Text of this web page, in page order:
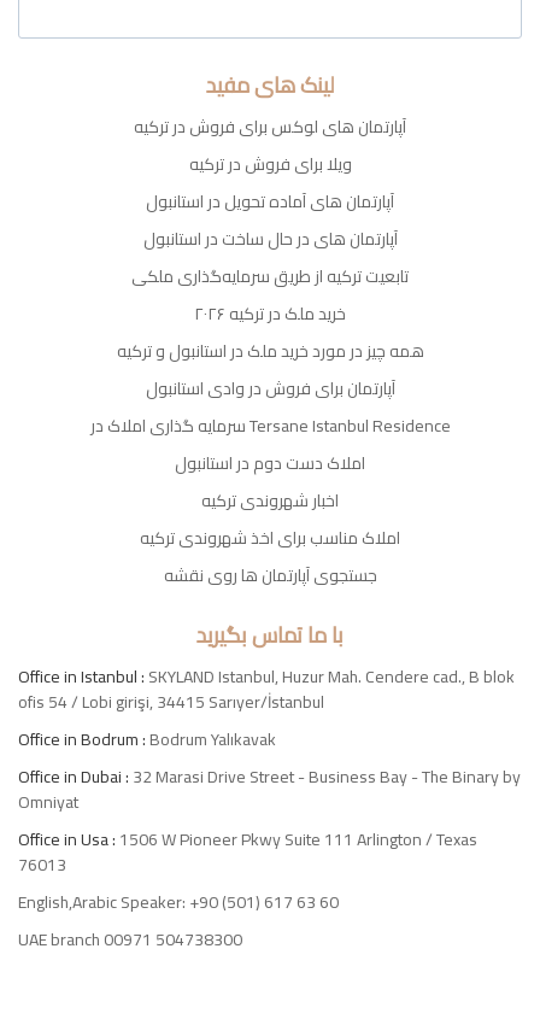
لینک های مفید
آپارتمان های لوکس برای فروش در ترکیه
ویلا برای فروش در ترکیه
آپارتمان های آماده تحویل در استانبول
آپارتمان های در حال ساخت در استانبول
تابعیت ترکیه از طریق سرمایه‌گذاری ملکی
خرید ملک در ترکیه ۲۰۲۶
همه چیز در مورد خرید ملک در استانبول و ترکیه
آپارتمان برای فروش در وادی استانبول
سرمایه گذاری املاک در Tersane Istanbul Residence
املاک دست دوم در استانبول
اخبار شهروندی ترکیه
املاک مناسب برای اخذ شهروندی ترکیه
جستجوی آپارتمان ها روی نقشه
با ما تماس بگیرید
Office in Istanbul :SKYLAND Istanbul, Huzur Mah. Cendere cad., B blok
ofis 54 / Lobi girişi, 34415 Sarıyer/İstanbul
Office in Bodrum :Bodrum Yalıkavak
Office in Dubai :32 Marasi Drive Street - Business Bay - The Binary by
Omniyat
Office in Usa :1506 W Pioneer Pkwy Suite 111 Arlington / Texas
76013
English,Arabic Speaker: +90 (501) 617 63 60
UAE branch 00971 504738300